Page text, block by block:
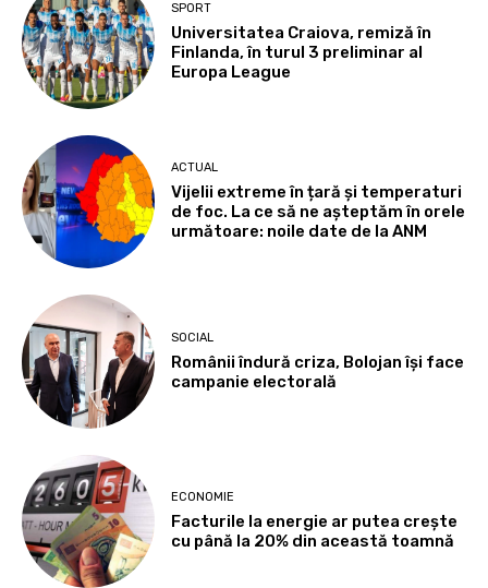
SPORT
Universitatea Craiova, remiză în
Finlanda, în turul 3 preliminar al
Europa League
ACTUAL
Vijelii extreme în țară și temperaturi
de foc. La ce să ne așteptăm în orele
următoare: noile date de la ANM
SOCIAL
Românii îndură criza, Bolojan își face
campanie electorală
ECONOMIE
Facturile la energie ar putea crește
cu până la 20% din această toamnă